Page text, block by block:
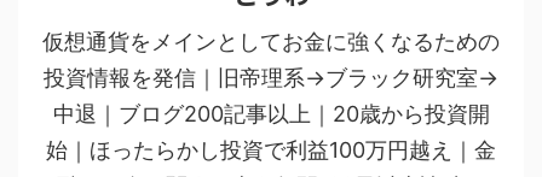
仮想通貨をメインとしてお金に強くなるための
投資情報を発信｜旧帝理系→ブラック研究室→
中退｜ブログ200記事以上｜20歳から投資開
始｜ほったらかし投資で利益100万円越え｜金